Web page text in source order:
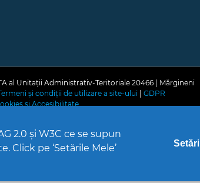
2.0 și W3C ce se supun
Click pe ‘Setările Mele’
al Unitații Administrativ-Teritoriale 20466 | Mărgineni
și condiții de utilizare a site-ului
GDPR
și Accesibilitate